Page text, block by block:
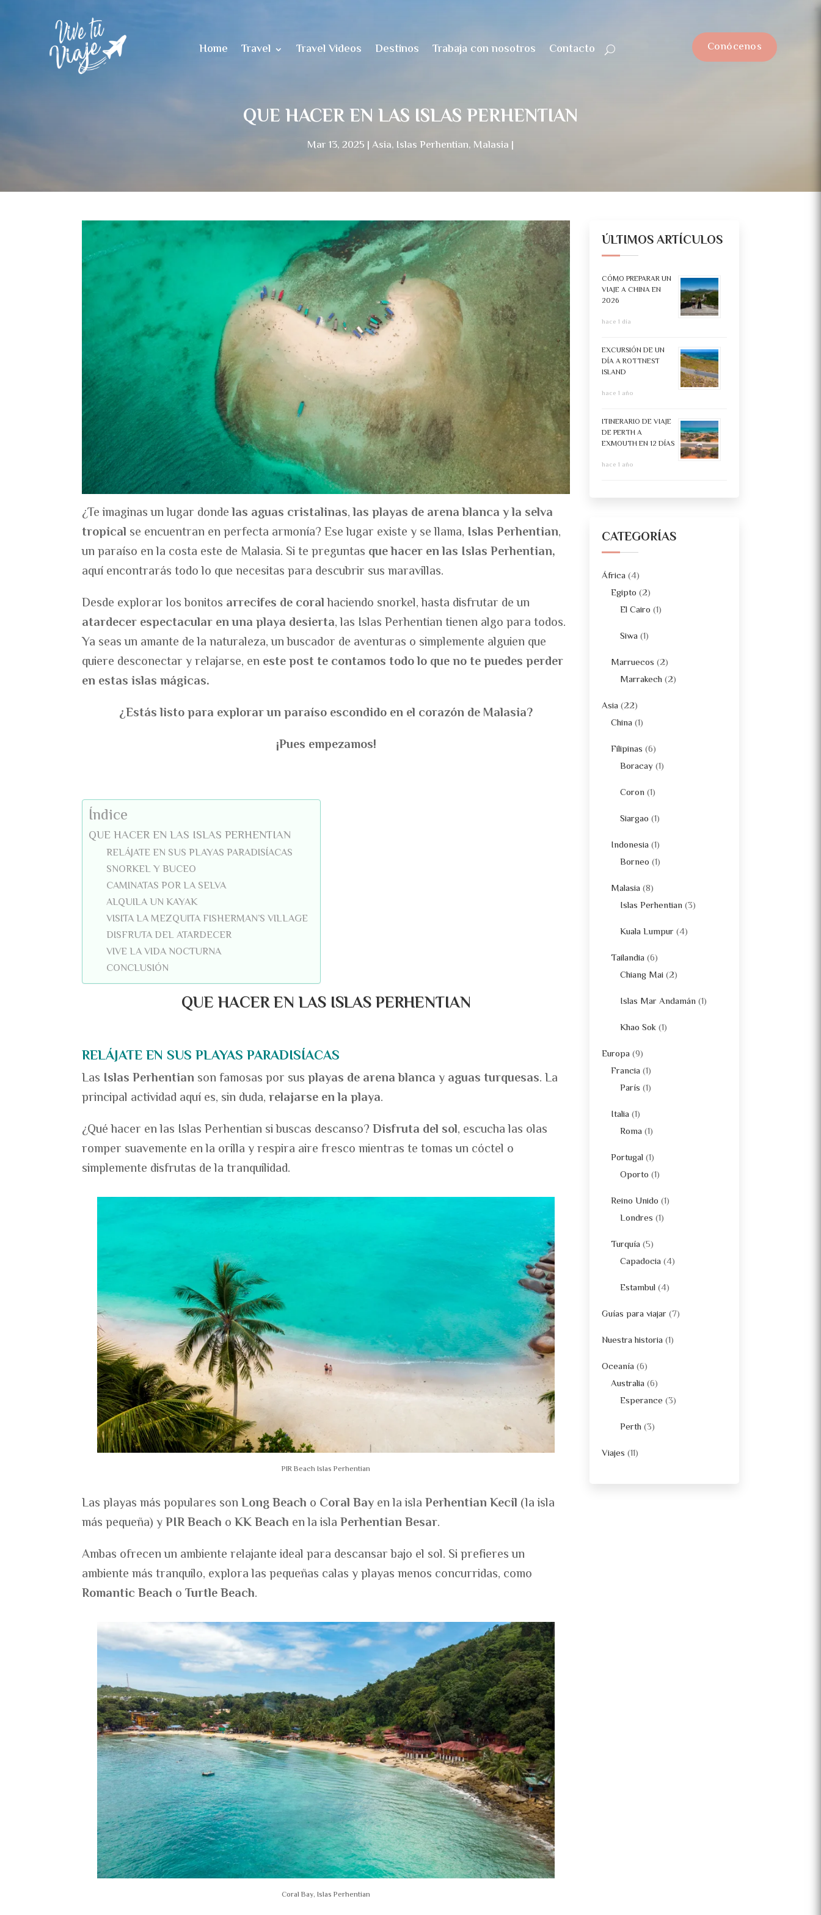
Home Travel Travel Videos Destinos Trabaja con nosotros Contacto Conócenos
QUE HACER EN LAS ISLAS PERHENTIAN
Mar 13, 2025 Asia, Islas Perhentian, Malasia
¿Te imaginas un lugar dondelas aguas cristalinas,las playas de arena blanca y la selva
tropical se encuentran en perfecta armonía? Ese lugar existe y se llama, Islas Perhentian,
un paraíso en la costa este de Malasia. Si te preguntas que hacer en las Islas Perhentian,
aquí encontrarás todo lo que necesitas para descubrir sus maravillas.
Desde explorar los bonitos arrecifes de coralhaciendo snorkel, hasta disfrutar de un
atardecer espectacular en una playa desierta, las Islas Perhentian tienen algo para todos.
Ya seas un amante de la naturaleza, un buscador de aventuras o simplemente alguien que
quiere desconectar y relajarse, en este post te contamos todo lo que no te puedes perder
en estas islas mágicas.
¿Estás listo para explorar un paraíso escondido en el corazón de Malasia?
¡Pues empezamos!
Índice
QUE HACER EN LAS ISLAS PERHENTIAN
RELÁJATE EN SUS PLAYAS PARADISÍACAS
SNORKEL Y BUCEO
CAMINATAS POR LA SELVA
ALQUILA UN KAYAK
VISITA LA MEZQUITA FISHERMAN’S VILLAGE
DISFRUTA DEL ATARDECER
VIVE LA VIDA NOCTURNA
CONCLUSIÓN
QUE HACER EN LAS ISLAS PERHENTIAN
RELÁJATE EN SUS PLAYAS PARADISÍACAS
Las Islas Perhentian son famosas por susplayas de arena blancayaguas turquesas. La
principal actividad aquí es, sin duda,relajarse en la playa.
¿Qué hacer en las Islas Perhentian si buscas descanso?Disfruta del sol, escucha las olas
romper suavemente en la orilla y respira aire fresco mientras te tomas un cóctel o
simplemente disfrutas de la tranquilidad.
PIR Beach Islas Perhentian
Las playas más populares sonLong Beach o Coral Bayen la islaPerhentian Kecil (la isla
más pequeña) yPIR Beach oKK Beach en la islaPerhentian Besar.
Ambas ofrecen un ambiente relajante ideal para descansar bajo el sol. Si prefieres un
ambiente más tranquilo, explora las pequeñas calas y playas menos concurridas, como
Romantic Beach oTurtle Beach.
Coral Bay, Islas Perhentian
ÚLTIMOS ARTÍCULOS
CÓMO PREPARAR UN
VIAJE A CHINA EN
2026
hace 1 día
EXCURSIÓN DE UN
DÍA A ROTTNEST
ISLAND
hace 1 año
ITINERARIO DE VIAJE
DE PERTH A
EXMOUTH EN 12 DÍAS
hace 1 año
CATEGORÍAS
África (4)
Egipto (2)
El Cairo (1)
Siwa (1)
Marruecos (2)
Marrakech (2)
Asia (22)
China (1)
Filipinas (6)
Boracay (1)
Coron (1)
Siargao (1)
Indonesia (1)
Borneo (1)
Malasia (8)
Islas Perhentian (3)
Kuala Lumpur(4)
Tailandia (6)
Chiang Mai (2)
Islas Mar Andamán (1)
Khao Sok(1)
Europa (9)
Francia (1)
París (1)
Italia (1)
Roma (1)
Portugal(1)
Oporto (1)
Reino Unido (1)
Londres (1)
Turquía (5)
Capadocia (4)
Estambul(4)
Guías para viajar(7)
Nuestra historia (1)
Oceanía (6)
Australia (6)
Esperance (3)
Perth (3)
Viajes (11)